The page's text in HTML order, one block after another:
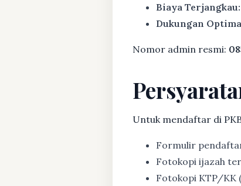
Biaya Terjangkau:
Dukungan
Nomor admin resmi:
Untuk mendaftar di
Formulir
Fotokopi ijazah
Fotokopi KTP/KK